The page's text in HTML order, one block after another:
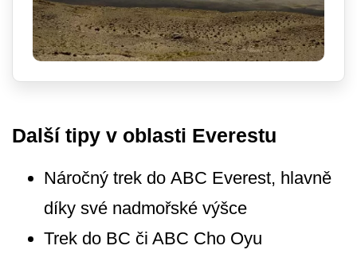
Další tipy v oblasti Everestu
Náročný trek do ABC Everest, hlavně
díky své nadmořské výšce
Trek do BC či ABC Cho Oyu